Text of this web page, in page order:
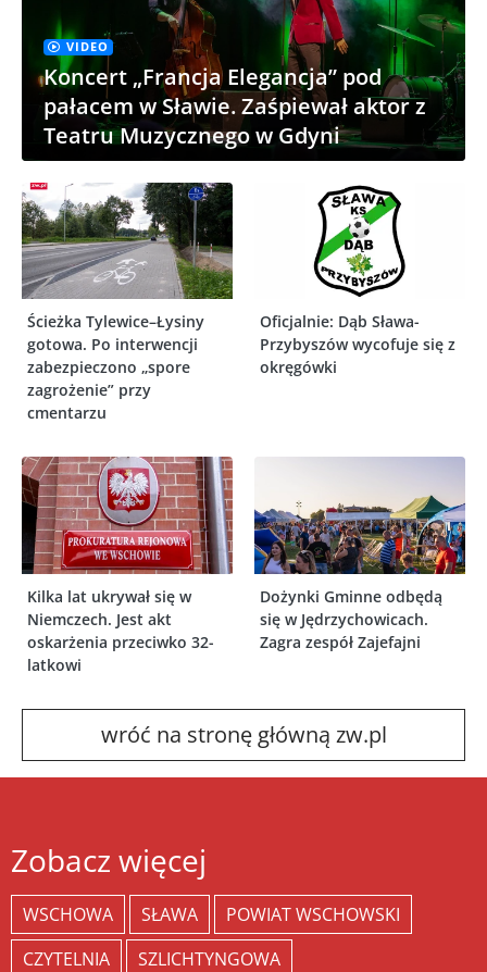
VIDEO
Koncert „Francja Elegancja” pod
pałacem w Sławie. Zaśpiewał aktor z
Teatru Muzycznego w Gdyni
Ścieżka Tylewice–Łysiny
gotowa. Po interwencji
zabezpieczono „spore
zagrożenie” przy
cmentarzu
Oficjalnie: Dąb Sława-
Przybyszów wycofuje się z
okręgówki
Kilka lat ukrywał się w
Niemczech. Jest akt
oskarżenia przeciwko 32-
latkowi
Dożynki Gminne odbędą
się w Jędrzychowicach.
Zagra zespół Zajefajni
wróć na stronę główną zw.pl
Zobacz więcej
WSCHOWA SŁAWA
POWIAT WSCHOWSKI
CZYTELNIA
SZLICHTYNGOWA